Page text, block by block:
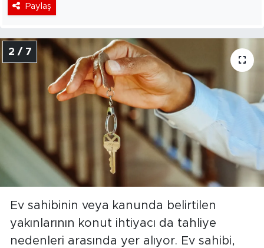
Paylaş
2 / 7
Ev sahibinin veya kanunda belirtilen
yakınlarının konut ihtiyacı da tahliye
nedenleri arasında yer alıyor. Ev sahibi,